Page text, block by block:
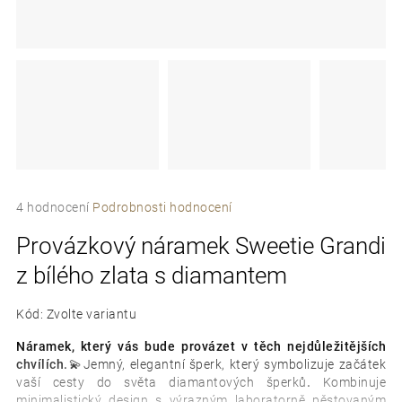
Průměrné
produktu
je
5,0
5
4 hodnocení Podrobnosti hodnocení
Provázkový náramek Sweetie Grandi
z bílého zlata s diamantem
Kód: Zvolte variantu
Náramek, který vás bude provázet v těch nejdůležitějších
chvílích.💫Jemný, elegantní šperk, který symbolizuje začátek
vaší cesty do světa diamantových šperků.
Kombinuje
í
t
?
D
o